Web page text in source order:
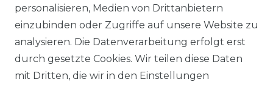
HILFE
KONTAKT
ANFAHRT
personalisieren, Medien von Drittanbietern
einzubinden oder Zugriffe auf unsere Website zu
analysieren. Die Datenverarbeitung erfolgt erst
durch gesetzte Cookies. Wir teilen diese Daten
mit Dritten, die wir in den Einstellungen